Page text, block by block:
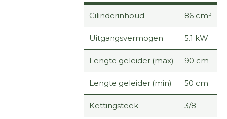
Cilinderinhoud 86 cm³
Uitgangsvermogen 5.1 kW
Lengte geleider (max) 90 cm
Lengte geleider (min) 50 cm
Kettingsteek 3/8